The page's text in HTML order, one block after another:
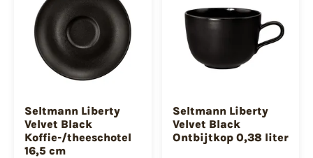
Seltmann Liberty
Velvet Black
Koffie-/theeschotel
16,5 cm
Seltmann Liberty
Velvet Black
Ontbijtkop 0,38 liter